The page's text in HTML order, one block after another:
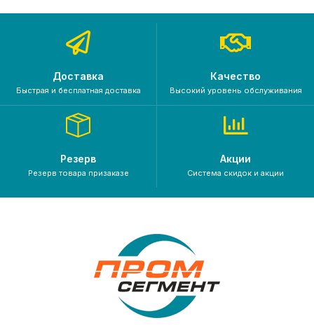
Доставка
Быстрая и бесплатная доставка
Качество
Высокий уровень обслуживания
Резерв
Резерв товара призаказе
Акции
Система скидок и акции